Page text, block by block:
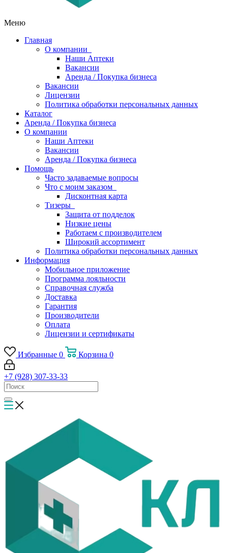
Меню
Главная
О компании
Наши Аптеки
Вакансии
Аренда / Покупка бизнеса
Вакансии
Лицензии
Политика обработки персональных данных
Каталог
Аренда / Покупка бизнеса
О компании
Наши Аптеки
Вакансии
Аренда / Покупка бизнеса
Помощь
Часто задаваемые вопросы
Что с моим заказом
Дисконтная карта
Тизеры
Защита от подделок
Низкие цены
Работаем с производителем
Широкий ассортимент
Политика обработки персональных данных
Информация
Мобильное приложение
Программа лояльности
Справочная служба
Доставка
Гарантия
Производители
Оплата
Лицензии и сертификаты
Избранные 0 Корзина 0
+7 (928) 307-33-33